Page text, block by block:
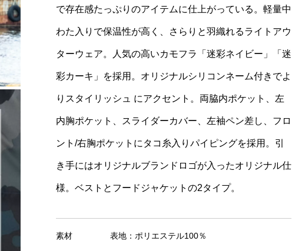
で存在感たっぷりのアイテムに仕上がっている。軽量中
わた入りで保温性が高く、さらりと羽織れるライトアウ
ターウェア。人気の高いカモフラ「迷彩ネイビー」「迷
彩カーキ」を採用。オリジナルシリコンネーム付きでよ
りスタイリッシュ にアクセント。両脇内ポケット、左
内胸ポケット、スライダーカバー、左袖ペン差し、フロ
ント/右胸ポケットにタコ糸入りパイピングを採用。引
き手にはオリジナルブランドロゴが入ったオリジナル仕
様。ベストとフードジャケットの2タイプ。
素材 表地：ポリエステル100％